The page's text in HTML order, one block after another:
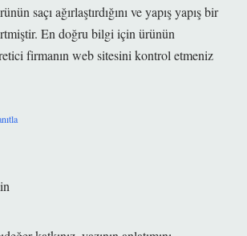
saçı ağırlaştırdığını ve yapış yapış bir
En doğru bilgi için ürünün
firmanın web sitesini kontrol etmeniz